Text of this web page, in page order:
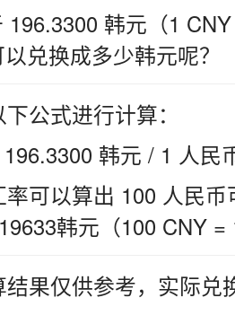
196.3300 韩元（1
兑换成多少韩元呢？
公式进行计算：
韩元 / 1 人民
可以算出 100 人民
韩元（100 CNY =
果仅供参考，实际